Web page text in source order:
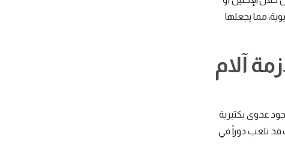
مما يجعلها
آلام
عدوى بكتيرية
قد تلعب دوراً في